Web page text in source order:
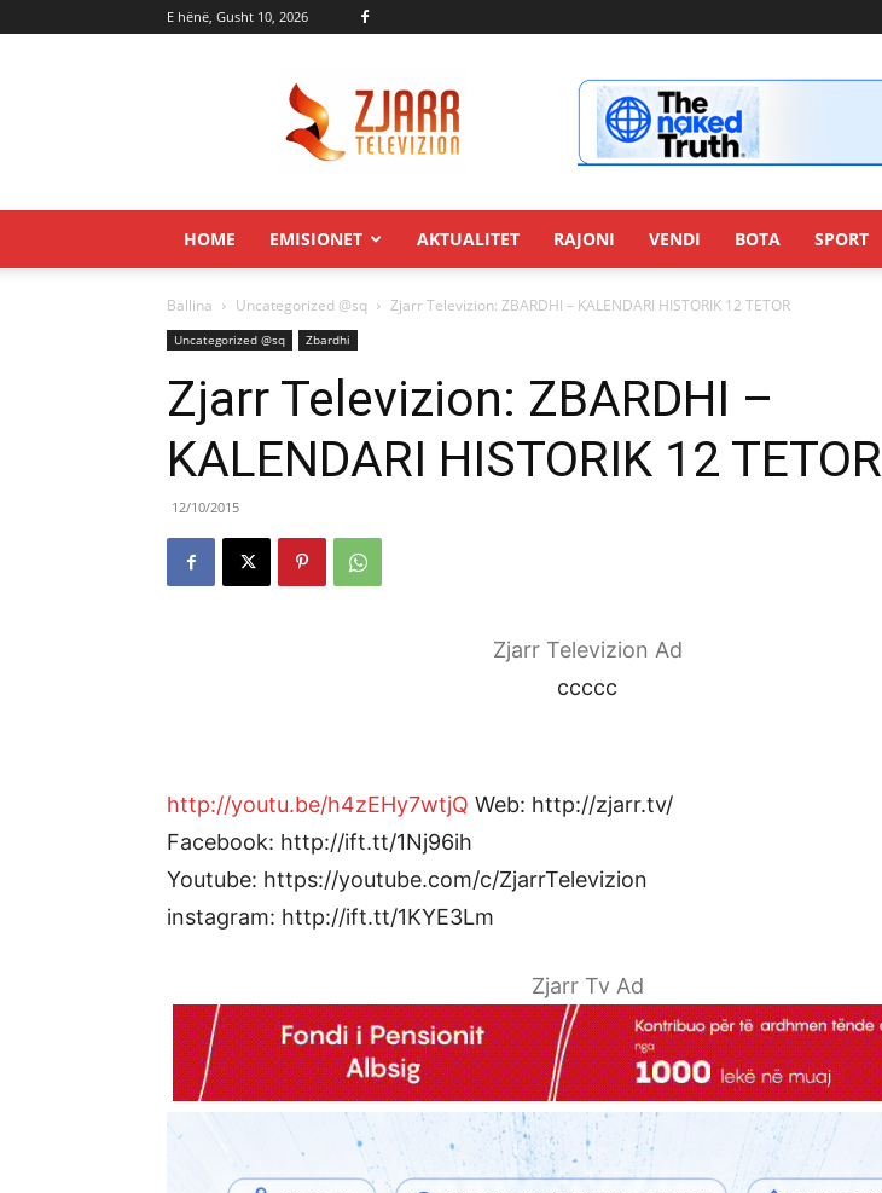
E hënë, Gusht 10, 2026
HOME EMISIONET AKTUALITET RAJONI VENDI BOTA SPORT
Ballina Uncategorized @sq Zjarr Televizion: ZBARDHI – KALENDARI HISTORIK 12 TETOR
Uncategorized @sq Zbardhi
Zjarr Televizion: ZBARDHI –
KALENDARI HISTORIK 12 TETOR
12/10/2015
Zjarr Televizion Ad
ccccc
http://youtu.be/h4zEHy7wtjQ Web: http://zjarr.tv/
Facebook: http://ift.tt/1Nj96ih
Youtube: https://youtube.com/c/ZjarrTelevizion
instagram: http://ift.tt/1KYE3Lm
Zjarr Tv Ad